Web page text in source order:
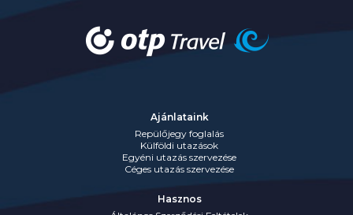
Ajánlataink
Repülőjegy foglalás
Külföldi utazások
Egyéni utazás szervezése
Céges utazás szervezése
Hasznos